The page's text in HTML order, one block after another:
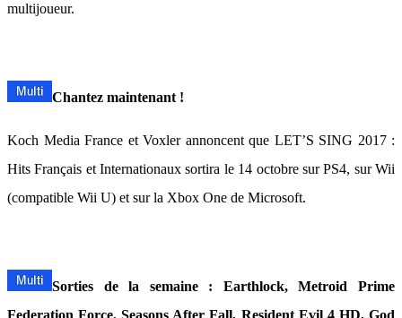
multijoueur.
Chantez maintenant !
Koch Media France et Voxler annoncent que LET’S SING 2017 :
Hits Français et Internationaux sortira le 14 octobre sur PS4, sur Wii
(compatible Wii U) et sur la Xbox One de Microsoft.
Sorties de la semaine : Earthlock, Metroid Prime
Federation Force, Seasons After Fall, Resident Evil 4 HD, God